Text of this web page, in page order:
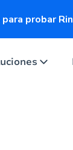
para probar